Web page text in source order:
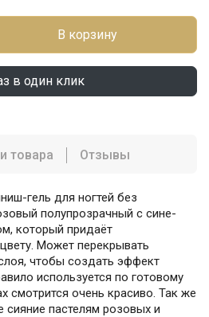
В корзину
в один клик
товара Отзывы
гель для ногтей без
полупрозрачный с сине-
который придаёт
Может перекрывать
чтобы создать эффект
используется по готовому
смотрится очень красиво. Так же
сияние пастелям розовых и